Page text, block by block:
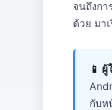
จนถึงกา
ด้วย มา
📱
กับห